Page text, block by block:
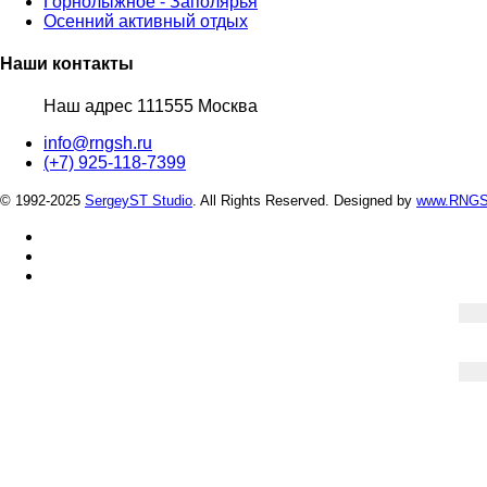
Осенний активный отдых
Наши контакты
Наш адрес 111555 Москва
info@rngsh.ru
(+7) 925-118-7399
© 1992-2025 SergeyST Studio. All Rights Reserved. Designed by